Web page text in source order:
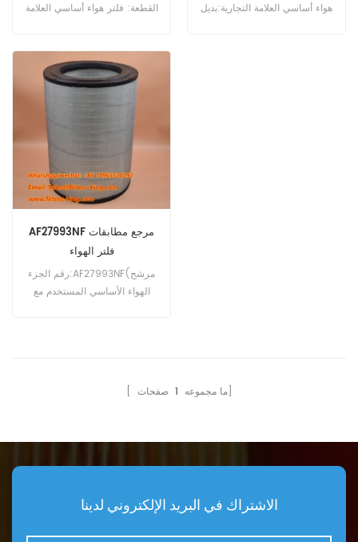
القطعة: فلتر هواء أساسي العلامة
التوافق: معدات Bobcat، Case،
Ditch Witch، Gehl، Grove،
JC Bamford، Mustang، New
Holland، Vermeer،
Vibromax؛ ضواغط Ingersoll-
Rand.
هواء أساسي العلامة التجارية:بديل
AF27993NF مرجع مطابقات
فلتر الهواء
رقم الجزء:AF27993NF(مرشح
الهواء الأساسي المستخدم مع
[ ما مجموعه 1 صفحات]
الاشتراك في البريد الإلكتروني لدينا